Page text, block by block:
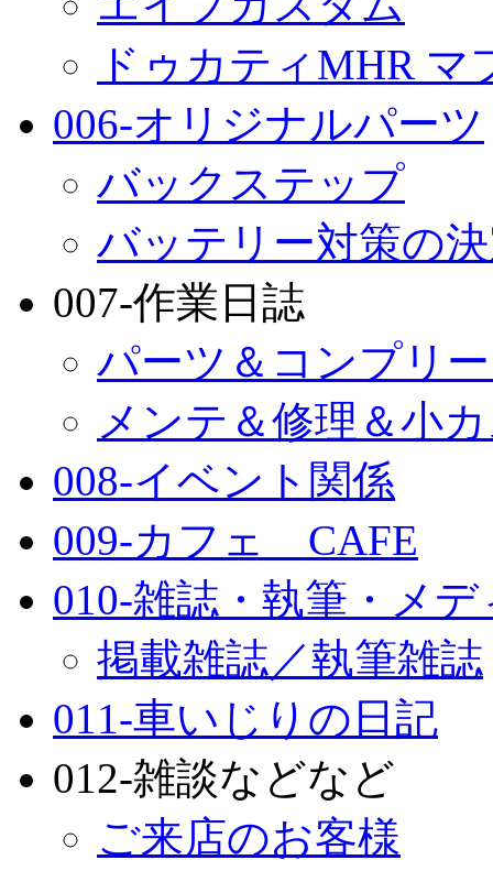
ドゥカティMHR マ
006-オリジナルパーツ
バックステップ
バッテリー対策の
007-作業日誌
パーツ＆コンプリ
メンテ＆修理＆小
008-イベント関係
009-カフェ CAFE
010-雑誌・執筆・メ
掲載雑誌／執筆雑誌
011-車いじりの日記
012-雑談などなど
ご来店のお客様